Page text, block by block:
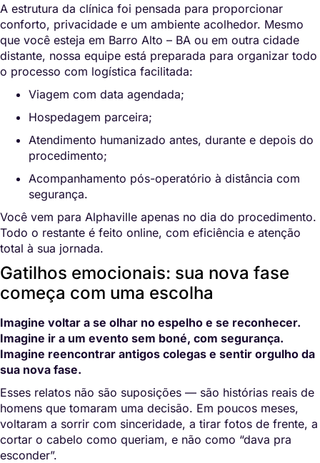
A estrutura da clínica foi pensada para proporcionar
conforto, privacidade e um ambiente acolhedor. Mesmo
que você esteja em Barro Alto – BA ou em outra cidade
distante, nossa equipe está preparada para organizar todo
o processo com logística facilitada:
Viagem com data agendada;
Hospedagem parceira;
Atendimento humanizado antes, durante e depois do
procedimento;
Acompanhamento pós-operatório à distância com
segurança.
Você vem para Alphaville apenas no dia do procedimento.
Todo o restante é feito online, com eficiência e atenção
total à sua jornada.
Gatilhos emocionais: sua nova fase
começa com uma escolha
Imagine voltar a se olhar no espelho e se reconhecer.
Imagine ir a um evento sem boné, com segurança.
Imagine reencontrar antigos colegas e sentir orgulho da
sua nova fase.
Esses relatos não são suposições — são histórias reais de
homens que tomaram uma decisão. Em poucos meses,
voltaram a sorrir com sinceridade, a tirar fotos de frente, a
cortar o cabelo como queriam, e não como “dava pra
esconder”.